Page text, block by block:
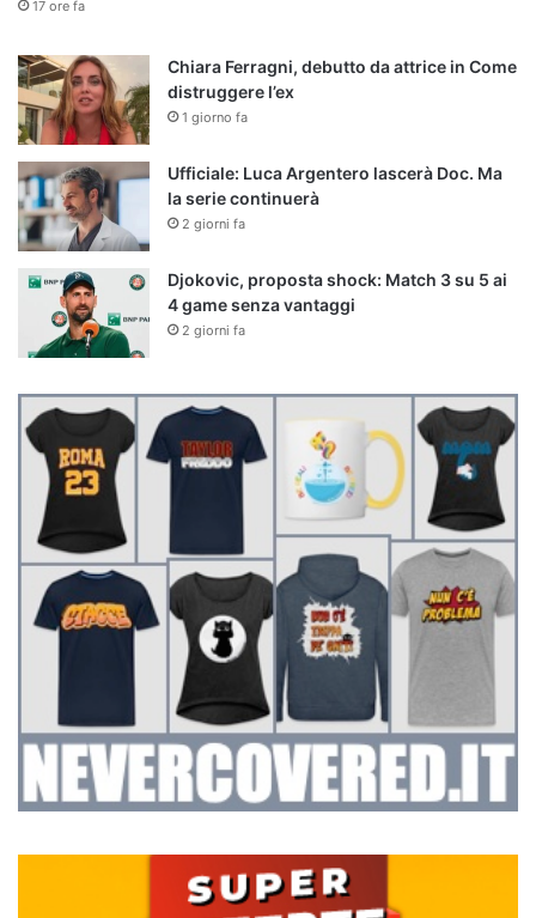
17 ore fa
Chiara Ferragni, debutto da attrice in Come
distruggere l’ex
1 giorno fa
Ufficiale: Luca Argentero lascerà Doc. Ma
la serie continuerà
2 giorni fa
Djokovic, proposta shock: Match 3 su 5 ai
4 game senza vantaggi
2 giorni fa